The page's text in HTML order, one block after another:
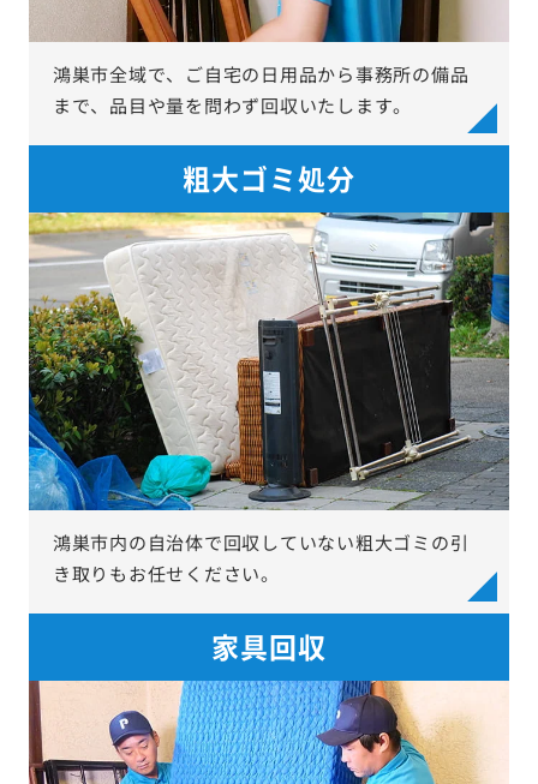
鴻巣市全域で、ご自宅の日用品から事務所の備品
まで、品目や量を問わず回収いたします。
粗大ゴミ処分
鴻巣市内の自治体で回収していない粗大ゴミの引
き取りもお任せください。
家具回収